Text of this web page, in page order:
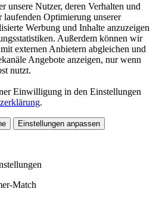
unsere Nutzer, deren Verhalten und
Optimierung unserer
Werbung und Inhalte anzuzeigen
Außerdem können wir
externen Anbietern abgleichen und
Angebote anzeigen, nur wenn
nutzt.
Einwilligung in den Einstellungen
.
Einstellungen anpassen
Match